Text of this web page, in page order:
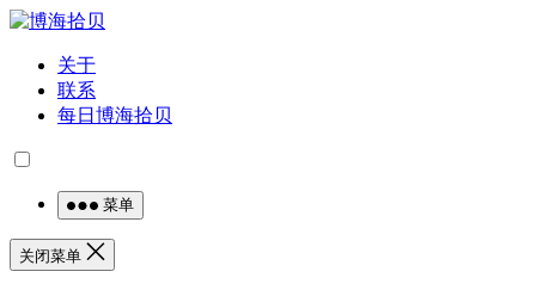
关于
联系
每日博海拾贝
菜单
关闭菜单